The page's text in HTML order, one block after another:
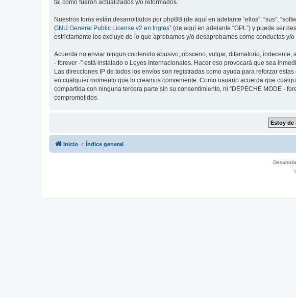
tal como fueron actualizados y/o reformados.
Nuestros foros están desarrollados por phpBB (de aquí en adelante “ellos”, “sus”,
GNU General Public License v2 en Ingles” (de aquí en adelante “GPL”) y puede ser
estrictamente los excluye de lo que aprobamos y/o desaprobamos como conductas
Acuerda no enviar ningun contenido abusivo, obsceno, vulgar, difamatorio,
- forever -” está instalado o Leyes Internacionales. Hacer eso provocará que sea
Las direcciones IP de todos los envíos son registradas como ayuda para reforzar
en cualquier momento que lo creamos conveniente. Como usuario acuerda que
compartida con ninguna tercera parte sin su consentimiento, ni “DEPECHE MODE -
comprometidos.
Inicio Índice general